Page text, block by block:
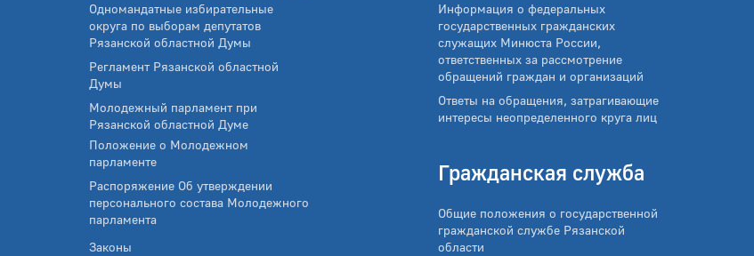
Одномандатные избирательные
округа по выборам депутатов
Рязанской областной Думы
Регламент Рязанской областной
Думы
Молодежный парламент при
Рязанской областной Думе
Положение о Молодежном
парламенте
Распоряжение Об утверждении
персонального состава Молодежного
парламента
Законы
Информация о федеральных
государственных гражданских
служащих Минюста России,
ответственных за рассмотрение
обращений граждан и организаций
Ответы на обращения, затрагивающие
интересы неопределенного круга лиц
Гражданская служба
Общие положения о государственной
гражданской службе Рязанской
области